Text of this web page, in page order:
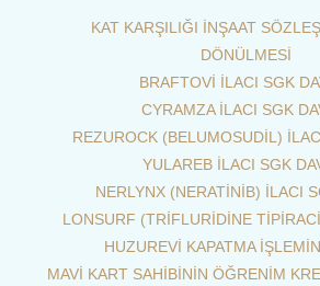
KAT KARŞILIĞI İNŞAAT
DÖNÜLMESİ
BRAFTOVİ İLACI SGK
CYRAMZA İLACI SGK
REZUROCK (BELUMOSUDİL)
YULAREB İLACI SGK
NERLYNX (NERATİNİB) İLACI
LONSURF (TRİFLURİDİNE
HUZUREVİ KAPATMA
MAVİ KART SAHİBİNİN ÖĞRENİM